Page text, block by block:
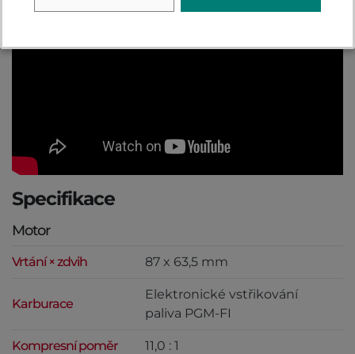
Specifikace
Motor
Vrtání × zdvih 87 x 63,5 mm
Karburace
Elektronické vstřikování
paliva PGM-FI
Kompresní poměr 11,0 : 1